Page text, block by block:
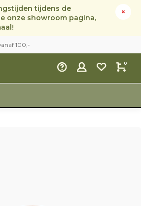
tijdens de
onze showroom pagina,
100,-
0